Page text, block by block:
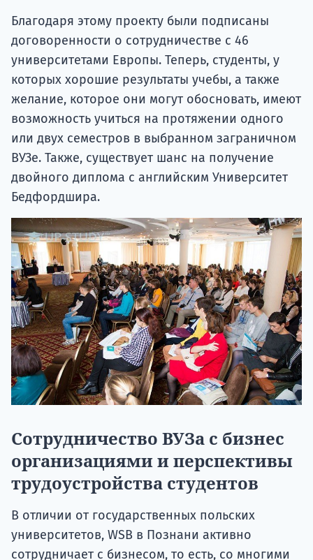
Благодаря этому проекту были подписаны
договоренности о сотрудничестве с 46
университетами Европы. Теперь, студенты, у
которых хорошие результаты учебы, а также
желание, которое они могут обосновать, имеют
возможность учиться на протяжении одного
или двух семестров в выбранном заграничном
ВУЗе. Также, существует шанс на получение
двойного диплома с английским Университет
Бедфордшира.
Сотрудничество ВУЗа с бизнес
организациями и перспективы
трудоустройства студентов
В отличии от государственных польских
университетов, WSB в Познани активно
сотрудничает с бизнесом, то есть, со многими